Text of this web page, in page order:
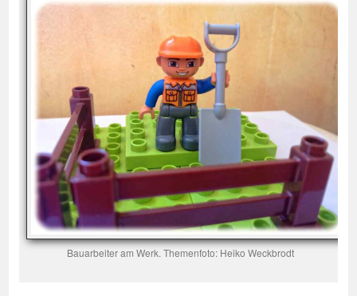
Bauarbeiter am Werk. Themenfoto: Heiko Weckbrodt